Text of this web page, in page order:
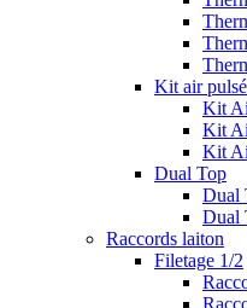
Kit air
Kit
Kit
Kit
Dual Top
Dual
Dual
Raccords laiton
Filetage 1/2